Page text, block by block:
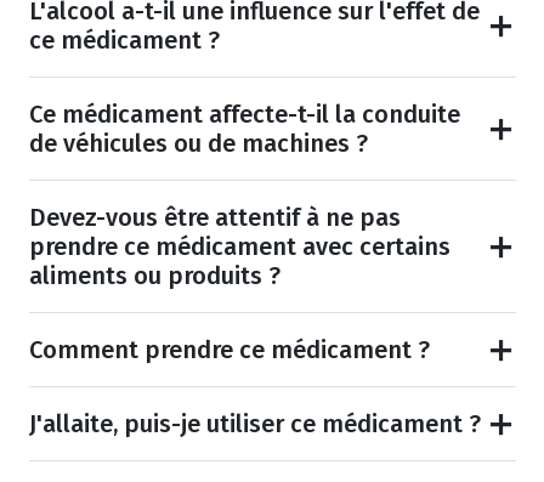
L'alcool a-t-il une influence sur l'effet de
ce médicament ?
Ce médicament affecte-t-il la conduite
de véhicules ou de machines ?
Devez-vous être attentif à ne pas
prendre ce médicament avec certains
aliments ou produits ?
Comment prendre ce médicament ?
J'allaite, puis-je utiliser ce médicament ?